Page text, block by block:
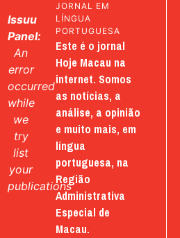
Issuu
Panel:
An
error
occurred
while
we
try
list
your
publications
JORNAL EM
LÍNGUA
PORTUGUESA
Este é o jornal
Hoje Macau na
internet. Somos
as notícias, a
análise, a opinião
e muito mais, em
língua
portuguesa, na
Região
Administrativa
Especial de
Macau.